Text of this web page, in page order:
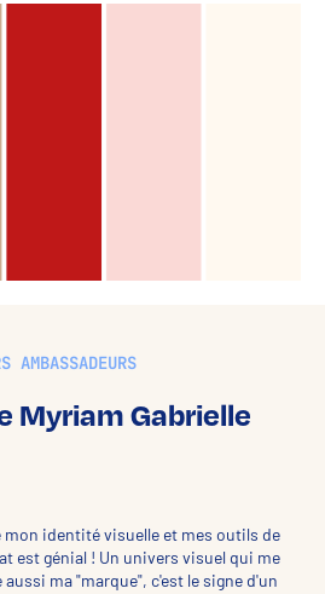
AMBASSADEURS
Myriam Gabrielle
identité visuelle et mes outils de
est génial ! Un univers visuel qui me
ma "marque", c'est le signe d'un